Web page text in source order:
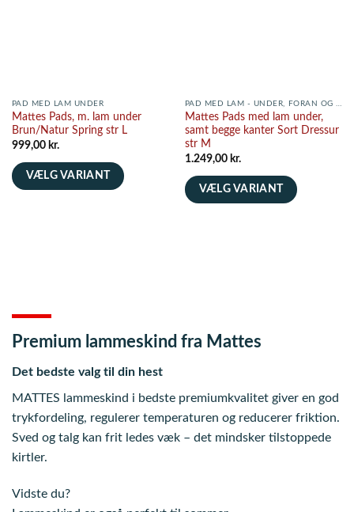
PAD MED LAM UNDER
Mattes Pads, m. lam under
Brun/Natur Spring str L
999,00 kr.
VÆLG VARIANT
vælges
varesiden
PAD MED LAM - UNDER, FORAN OG BAGVED
Mattes Pads med lam under,
samt begge kanter Sort Dressur
str M
1.249,00 kr.
VÆLG VARIANT
på
Premium lammeskind fra Mattes
Det bedste valg til din hest
MATTES lammeskind i bedste premiumkvalitet giver en god
trykfordeling, regulerer temperaturen og reducerer friktion.
Sved og talg kan frit ledes væk – det mindsker tilstoppede
kirtler.
Vidste du?